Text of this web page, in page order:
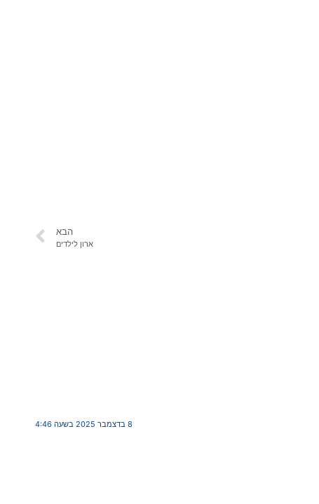
הבא
ארון לילדים
8 בדצמבר 2025 בשעה 4:46